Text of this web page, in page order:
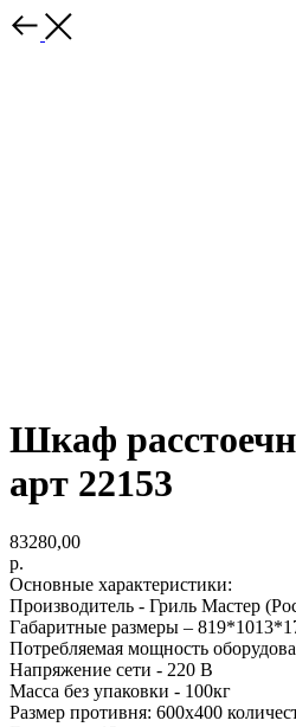
Шкаф
арт 22153
83280,00
р.
Основные характеристики:
Производитель - Гриль Мастер
Габаритные размеры –
Потребляемая мощность
Напряжение сети - 220 В
Масса без упаковки - 100кг
Размер противня: 600х400